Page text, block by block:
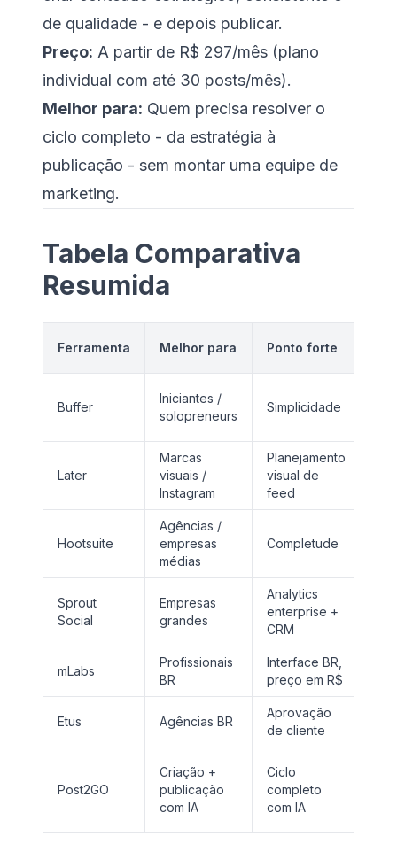
de qualidade - e depois publicar.
Preço: A partir de R$ 297/mês (plano
individual com até 30 posts/mês).
Melhor para: Quem precisa resolver o
ciclo completo - da estratégia à
publicação - sem montar uma equipe de
marketing.
Tabela Comparativa
Resumida
Ferramenta Melhor para Ponto forte
Buffer
Iniciantes /
solopreneurs
Simplicidade
Later
Marcas
visuais /
Instagram
Planejamento
visual de
feed
Hootsuite
Agências /
empresas
médias
Completude
Sprout
Social
Empresas
grandes
Analytics
enterprise +
CRM
mLabs
Profissionais
BR
Interface BR,
preço em R$
Etus Agências BR
Aprovação
de cliente
Post2GO
Criação +
publicação
com IA
Ciclo
completo
com IA